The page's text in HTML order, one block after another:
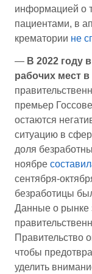
информацией о
пациентами, в
крематории не
— В 2022 году
рабочих мест в
премьер
остаются
ситуацию в
доля
ноябре
сентября-
безработицы
Данные о рынке
Правительство
чтобы
уделить